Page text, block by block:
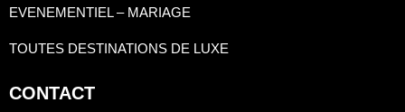
EVENEMENTIEL – MARIAGE
TOUTES DESTINATIONS DE LUXE
CONTACT